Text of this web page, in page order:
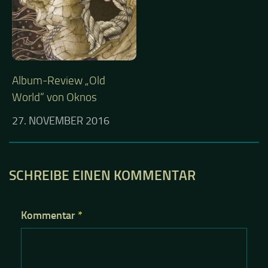
Album-Review „Old
World“ von Oknos
27. NOVEMBER 2016
SCHREIBE EINEN KOMMENTAR
Kommentar *